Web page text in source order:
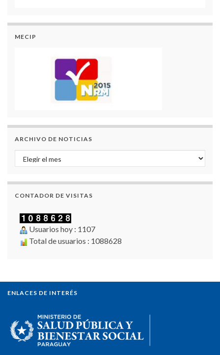
MECIP
ARCHIVO DE NOTICIAS
Archivo de Noticias
CONTADOR DE VISITAS
Usuarios hoy : 1107
Total de usuarios : 1088628
ENLACES DE INTERÉS